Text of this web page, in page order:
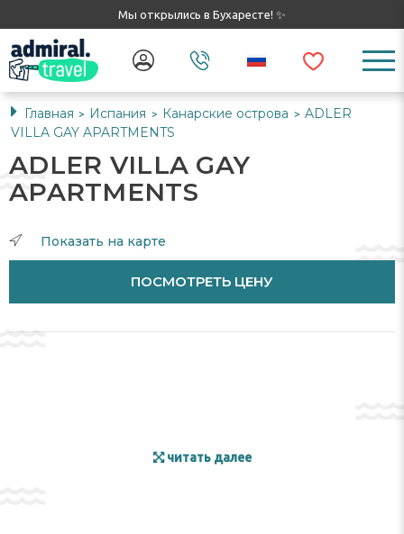
Мы открылись в Бухаресте! ✨
Главная > Испания > Канарские острова > ADLER
VILLA GAY APARTMENTS
ADLER VILLA GAY
APARTMENTS
Показать на карте
ПОСМОТРЕТЬ ЦЕНУ
читать далее